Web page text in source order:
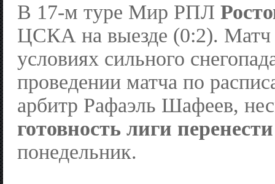
В 17-м туре Мир РПЛ
ЦСКА на выезде (0:2). Матч
условиях сильного
проведении матча по
арбитр Рафаэль Шафеев,
готовность лиги
понедельник.